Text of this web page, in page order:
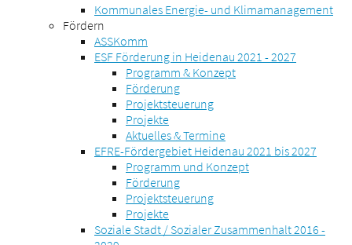
Kommunales Energie- und Klimamanagement
Fördern
ASSKomm
ESF Förderung in Heidenau 2021 - 2027
Programm & Konzept
Förderung
Projektsteuerung
Projekte
Aktuelles & Termine
EFRE-Fördergebiet Heidenau 2021 bis 2027
Programm und Konzept
Förderung
Projektsteuerung
Projekte
Soziale Stadt / Sozialer Zusammenhalt 2016 -